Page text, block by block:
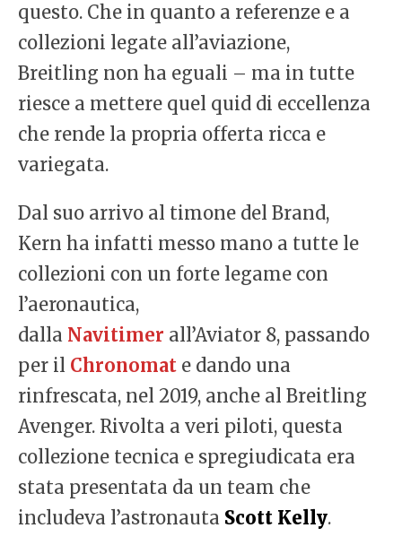
questo. Che in quanto a referenze e a
collezioni legate all’aviazione,
Breitling non ha eguali – ma in tutte
riesce a mettere quel quid di eccellenza
che rende la propria offerta ricca e
variegata.
Dal suo arrivo al timone del Brand,
Kern ha infatti messo mano a tutte le
collezioni con un forte legame con
l’aeronautica,
dalla Navitimer all’Aviator 8, passando
per il Chronomat e dando una
rinfrescata, nel 2019, anche al Breitling
Avenger. Rivolta a veri piloti, questa
collezione tecnica e spregiudicata era
stata presentata da un team che
includeva l’astronauta Scott Kelly.